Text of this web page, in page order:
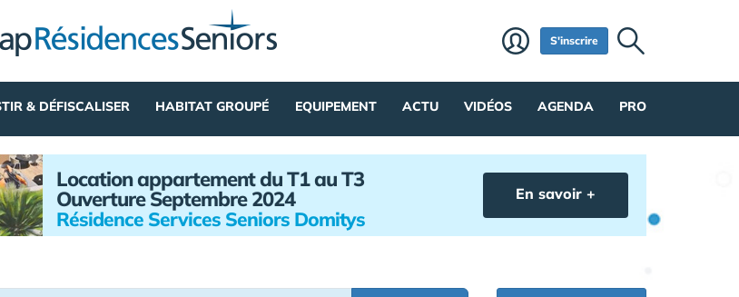
S'inscrire
& DÉFISCALISER HABITAT GROUPÉ EQUIPEMENT ACTU VIDÉOS AGENDA PRO
Location appartement du T1 au T3
Ouverture Septembre 2024
Résidence Services Seniors Domitys
En savoir +